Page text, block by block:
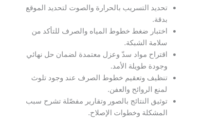
تحديد التسريب بالحرارة والصوت لتحديد الموقع
بدقة.
اختبار ضغط خطوط المياه والصرف للتأكد من
سلامة الشبكة.
اقتراح مواد سدّ وعزل معتمدة لضمان حل نهائي
وجودة طويلة الأمد.
تنظيف وتعقيم خطوط الصرف عند وجود تلوث
لمنع الروائح والعفن.
توثيق النتائج بالصور وتقارير مفصّلة تشرح سبب
المشكلة وخطوات الإصلاح.